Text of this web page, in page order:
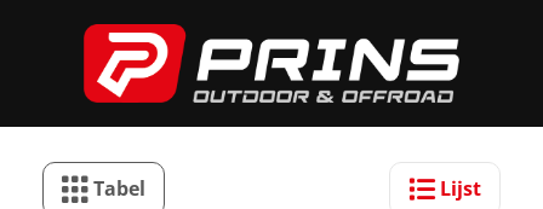
Tabel Lijst